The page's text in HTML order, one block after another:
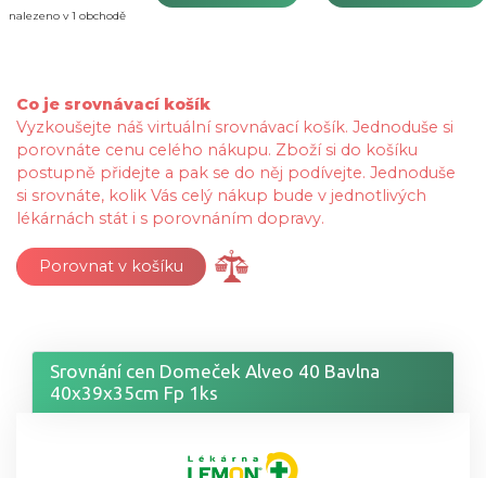
nalezeno v 1 obchodě
Co je srovnávací košík
Vyzkoušejte náš virtuální srovnávací košík. Jednoduše si
porovnáte cenu celého nákupu. Zboží si do košíku
postupně přidejte a pak se do něj podívejte. Jednoduše
si srovnáte, kolik Vás celý nákup bude v jednotlivých
lékárnách stát i s porovnáním dopravy.
Porovnat v košíku
Srovnání cen Domeček Alveo 40 Bavlna
40x39x35cm Fp 1ks